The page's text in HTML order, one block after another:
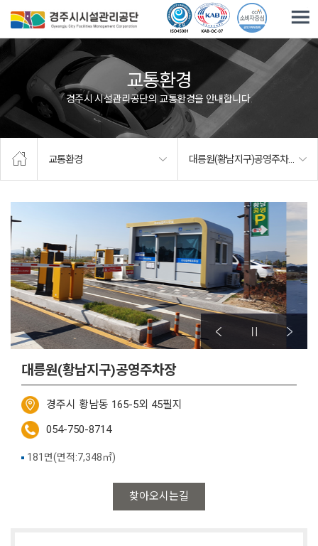
교통환경
경주시 시설관리공단의 교통환경을 안내합니다.
교통환경 대릉원(황남지구)공영주차장
대릉원(황남지구)공영주차장
경주시 황남동 165-5외 45필지
054-750-8714
찾아오시는길
181면(면적:7,348㎡)